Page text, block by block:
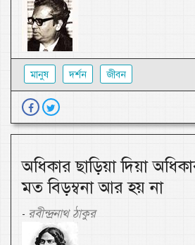
মানুষ দর্শন জীবন
অধিকার ছাড়িয়া দিয়া
মত বিড়ম্বনা আর হয় না
- রবীন্দ্রনাথ ঠাকুর